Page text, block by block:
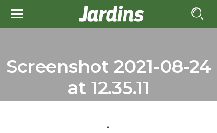
Screenshot 2021-08-24
at 12.35.11